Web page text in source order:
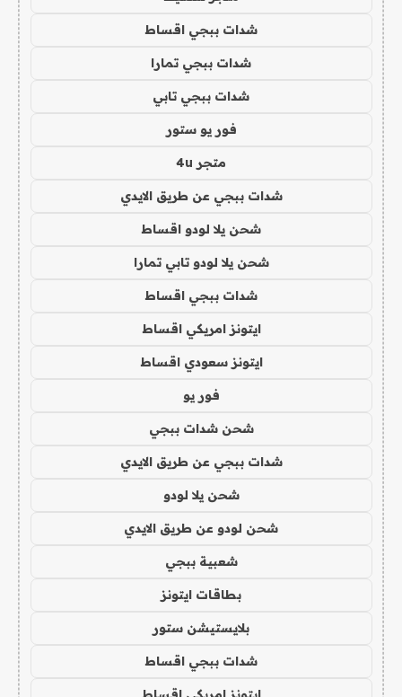
شدات ببجي اقساط
شدات ببجي تمارا
شدات ببجي تابي
فور يو ستور
متجر 4u
شدات ببجي عن طريق الايدي
شحن يلا لودو اقساط
شحن يلا لودو تابي تمارا
شدات ببجي اقساط
ايتونز امريكي اقساط
ايتونز سعودي اقساط
فور يو
شحن شدات ببجي
شدات ببجي عن طريق الايدي
شحن يلا لودو
شحن لودو عن طريق الايدي
شعبية ببجي
بطاقات ايتونز
بلايستيشن ستور
شدات ببجي اقساط